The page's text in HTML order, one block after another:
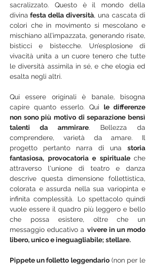
sacralizzato. Questo è il mondo della
divina festa della diversità, una cascata di
colori che in movimento si mescolano e
mischiano all’impazzata, generando risate,
bisticci e bistecche. Un’esplosione di
vivacità unita a un cuore tenero che tutte
le diversità assimila in sé, e che elogia ed
esalta negli altri.
Qui essere originali è banale, bisogna
capire quanto esserlo. Qui le differenze
non sono più motivo di separazione bensì
talenti da ammirare. Bellezza da
comprendere, varietà da amare. Il
progetto pertanto narra di una storia
fantasiosa, provocatoria e spirituale che
attraverso l'unione di teatro e danza
descrive questa dimensione follettistica,
colorata e assurda nella sua variopinta e
infinita complessità. Lo spettacolo quindi
vuole essere il quadro più leggero e bello
che possa esistere, oltre che un
messaggio educativo a vivere in un modo
libero, unico e ineguagliabile; stellare.
Pippete un folletto leggendario (non per le